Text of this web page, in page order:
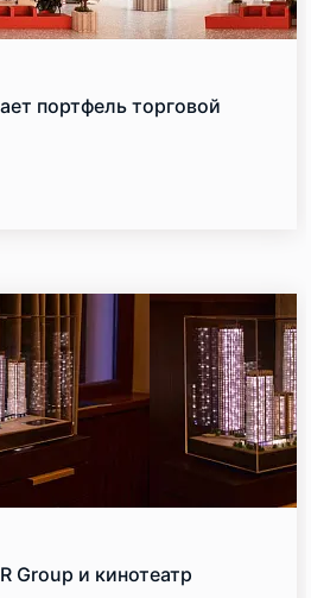
портфель торговой
Group и кинотеатр